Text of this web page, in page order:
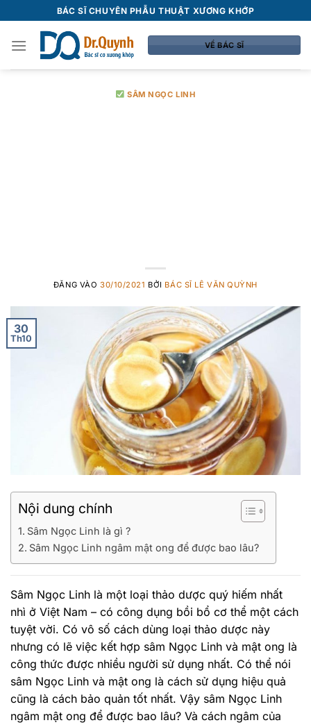
qua
nội
BÁC SĨ CHUYÊN PHẪU THUẬT XƯƠNG KHỚP
VỀ BÁC SĨ
SÂM NGỌC LINH
ĐĂNG VÀO 30/10/2021 BỞI BÁC SĨ LÊ VĂN QUỲNH
30
Th10
Nội dung chính
Sâm Ngọc Linh là gì ?
Sâm Ngọc Linh ngâm mật ong để được bao lâu?
Sâm Ngọc Linh là một loại thảo dược quý hiếm nhất
nhì ở Việt Nam – có công dụng bồi bổ cơ thể một cách
tuyệt vời. Có vô số cách dùng loại thảo dược này
nhưng có lẽ việc kết hợp sâm Ngọc Linh và mật ong là
công thức được nhiều người sử dụng nhất. Có thể nói
sâm Ngọc Linh và mật ong là cách sử dụng hiệu quả
cũng là cách bảo quản tốt nhất. Vậy sâm Ngọc Linh
ngâm mật ong để được bao lâu? Và cách ngâm của